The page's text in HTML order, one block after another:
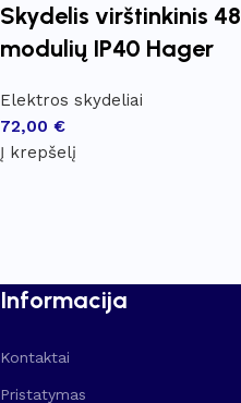
Skydelis virštinkinis 48
modulių IP40 Hager
Elektros skydeliai
72,00 €
Į krepšelį
Informacija
Kontaktai
Pristatymas